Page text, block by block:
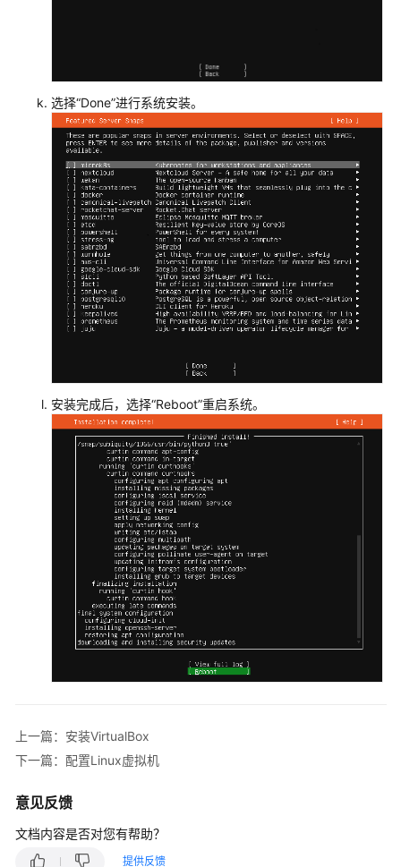
选择“Done”进行系统安装。
安装完成后，选择“Reboot”重启系统。
上一篇：安装VirtualBox
下一篇：配置Linux虚拟机
意见反馈
文档内容是否对您有帮助？
提供反馈